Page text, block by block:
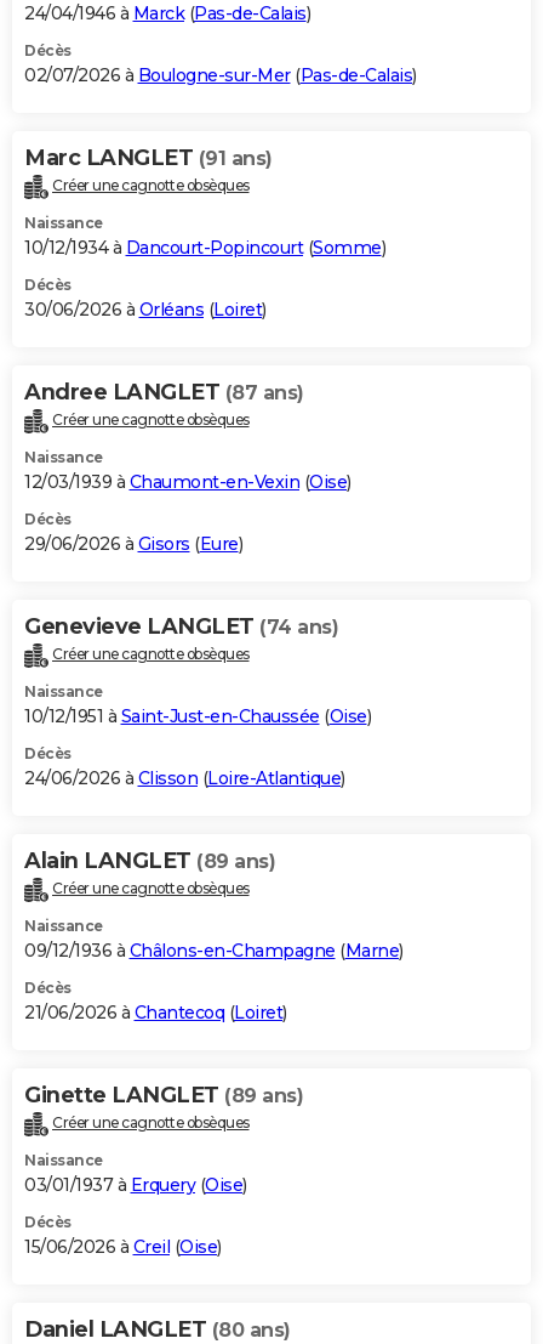
24/04/1946 à Marck(Pas-de-Calais)
Décès
02/07/2026 à Boulogne-sur-Mer(Pas-de-Calais)
Marc LANGLET (91 ans)
Créer une cagnotte obsèques
Naissance
10/12/1934 à Dancourt-Popincourt(Somme)
Décès
30/06/2026 à Orléans (Loiret)
Andree LANGLET (87 ans)
Créer une cagnotte obsèques
Naissance
12/03/1939 à Chaumont-en-Vexin (Oise)
Décès
29/06/2026 à Gisors (Eure)
Genevieve LANGLET (74 ans)
Créer une cagnotte obsèques
Naissance
10/12/1951 à Saint-Just-en-Chaussée (Oise)
Décès
24/06/2026 à Clisson (Loire-Atlantique)
Alain LANGLET (89 ans)
Créer une cagnotte obsèques
Naissance
09/12/1936 à Châlons-en-Champagne (Marne)
Décès
21/06/2026 à Chantecoq (Loiret)
Ginette LANGLET (89 ans)
Créer une cagnotte obsèques
Naissance
03/01/1937 à Erquery(Oise)
Décès
15/06/2026 à Creil (Oise)
Daniel LANGLET (80 ans)